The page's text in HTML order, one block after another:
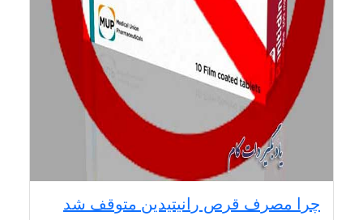
چرا مصرف قرص رانیتیدین متوقف شد